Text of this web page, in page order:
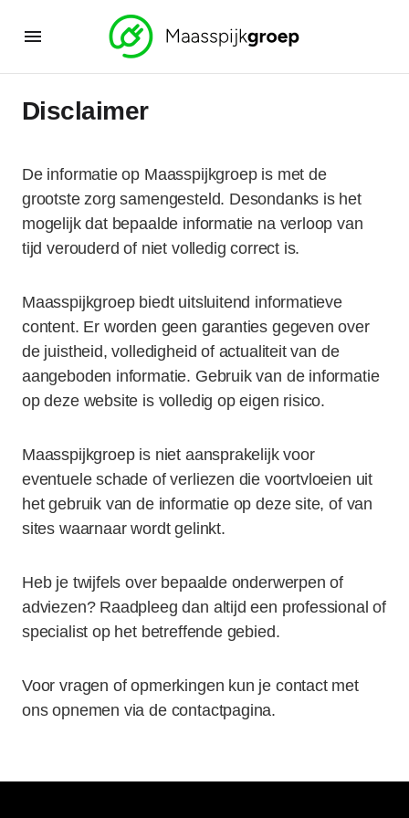
Disclaimer
De informatie op Maasspijkgroep is met de
grootste zorg samengesteld. Desondanks is het
mogelijk dat bepaalde informatie na verloop van
tijd verouderd of niet volledig correct is.
Maasspijkgroep biedt uitsluitend informatieve
content. Er worden geen garanties gegeven over
de juistheid, volledigheid of actualiteit van de
aangeboden informatie. Gebruik van de informatie
op deze website is volledig op eigen risico.
Maasspijkgroep is niet aansprakelijk voor
eventuele schade of verliezen die voortvloeien uit
het gebruik van de informatie op deze site, of van
sites waarnaar wordt gelinkt.
Heb je twijfels over bepaalde onderwerpen of
adviezen? Raadpleeg dan altijd een professional of
specialist op het betreffende gebied.
Voor vragen of opmerkingen kun je contact met
ons opnemen via de contactpagina.